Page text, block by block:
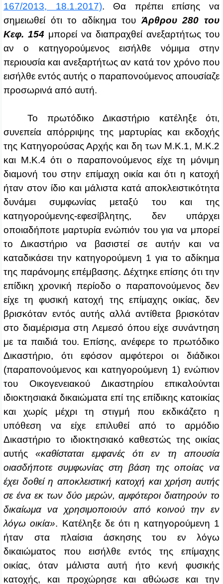
167/2013, 18.1.2017). Θα πρέπει επίσης να
σημειωθεί ότι το αδίκημα του Άρθρου 280 του
Κεφ. 154 μπορεί να διαπραχθεί ανεξαρτήτως του
αν ο κατηγορούμενος εισήλθε νόμιμα στην
περιουσία και ανεξαρτήτως αν κατά τον χρόνο που
εισήλθε εντός αυτής ο παραπονούμενος απουσίαζε
προσωρινά από αυτή.
Το πρωτόδικο Δικαστήριο κατέληξε ότι,
συνεπεία απόρριψης της μαρτυρίας και εκδοχής
της Κατηγορούσας Αρχής και δη των Μ.Κ.1, Μ.Κ.2
και Μ.Κ.4 ότι ο παραπονούμενος είχε τη μόνιμη
διαμονή του στην επίμαχη οικία και ότι η κατοχή
ήταν στον ίδιο και μάλιστα κατά αποκλειστικότητα
δυνάμει συμφωνίας μεταξύ του και της
κατηγορούμενης‑εφεσίβλητης, δεν υπάρχει
οποιαδήποτε μαρτυρία ενώπιόν του για να μπορεί
το Δικαστήριο να βασιστεί σε αυτήν και να
καταδικάσει την κατηγορούμενη 1 για το αδίκημα
της παράνομης επέμβασης. Δέχτηκε επίσης ότι την
επίδικη χρονική περίοδο ο παραπονούμενος δεν
είχε τη φυσική κατοχή της επίμαχης οικίας, δεν
βρισκόταν εντός αυτής αλλά αντίθετα βρισκόταν
στο διαμέρισμα στη Λεμεσό όπου είχε συνάντηση
με τα παιδιά του. Επίσης, ανέφερε το πρωτόδικο
Δικαστήριο, ότι εφόσον αμφότεροι οι διάδικοι
(παραπονούμενος και κατηγορούμενη 1) ενώπιον
του Οικογενειακού Δικαστηρίου επικαλούνται
ιδιοκτησιακά δικαιώματα επί της επίδικης κατοικίας
και χωρίς μέχρι τη στιγμή που εκδικάζετο η
υπόθεση να είχε επιλυθεί από το αρμόδιο
Δικαστήριο το ιδιοκτησιακό καθεστώς της οικίας
αυτής«καθίσταται εμφανές ότι εν τη απουσία
οιασδήποτε συμφωνίας στη βάση της οποίας να
έχει δοθεί η αποκλειστική κατοχή και χρήση αυτής
σε ένα εκ των δύο μερών, αμφότεροι διατηρούν το
δικαίωμα να χρησιμοποιούν από κοινού την εν
λόγω οικία». Κατέληξε δε ότι η κατηγορούμενη 1
ήταν στα πλαίσια άσκησης του εν λόγω
δικαιώματος που εισήλθε εντός της επίμαχης
οικίας, όταν μάλιστα αυτή ήτο κενή φυσικής
κατοχής, και προχώρησε και αθώωσε και την